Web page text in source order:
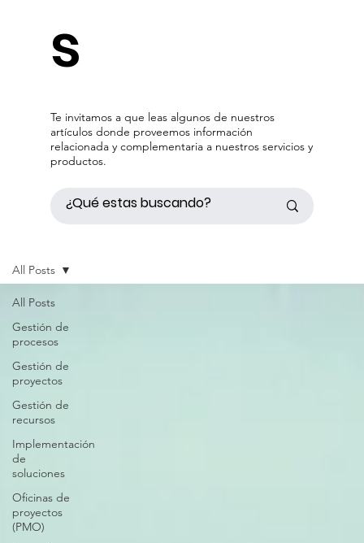
Te invitamos a que leas algunos de nuestros
artículos donde proveemos información
relacionada y complementaria a nuestros servicios y
productos.
s
All Posts
Gestión de
procesos
Gestión de
proyectos
Gestión de
recursos
Implementación
de
soluciones
Oficinas de
proyectos
(PMO)
All Posts